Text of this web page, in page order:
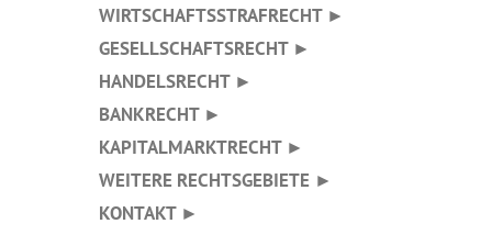
WIRTSCHAFTSSTRAFRECHT ►
GESELLSCHAFTSRECHT ►
HANDELSRECHT ►
BANKRECHT ►
KAPITALMARKTRECHT ►
WEITERE RECHTSGEBIETE ►
KONTAKT ►